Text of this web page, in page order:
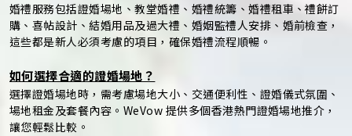
婚禮服務包括證婚場地、教堂婚禮、婚禮統籌、婚禮租車、禮餅訂
購、喜帖設計、結婚用品及過大禮、婚姻監禮人安排、婚前檢查，
這些都是新人必須考慮的項目，確保婚禮流程順暢。
如何選擇合適的證婚場地？
選擇證婚場地時，需考慮場地大小、交通便利性、證婚儀式氛圍、
場地租金及套餐內容。WeVow 提供多個香港熱門證婚場地推介，
讓您輕鬆比較。